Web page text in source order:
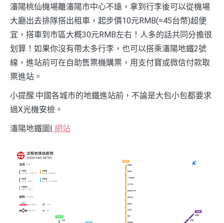
瀋陽桃仙機場離瀋陽市中心不遠，拿到行李後可以從機場
大廳出去排隊搭出租車，起步價10元RMB(=45台幣)超便
宜，搭車到市區大概30元RMB左右！人多的話共同分擔很
划算！如果你沒有帶太多行李，也可以搭乘瀋陽地鐵2號
線，進站前可在自助售票機購票，用支付寶或微信付款取
票進站。
小提醒:中國各城市的地鐵進站前，不論是大包小包都要求
過X光機安檢。
瀋陽地鐵圖| 網站